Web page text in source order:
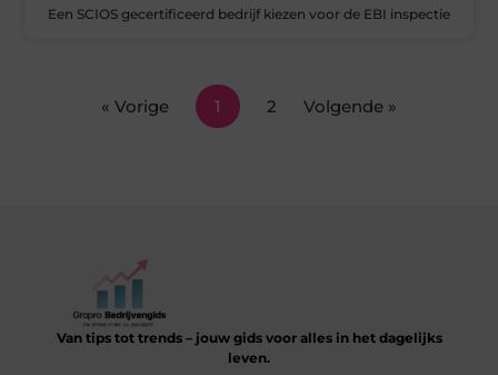
Een SCIOS gecertificeerd bedrijf kiezen voor de EBI inspectie
« Vorige 1 2 Volgende »
Van tips tot trends – jouw gids voor alles in het dagelijks
leven.